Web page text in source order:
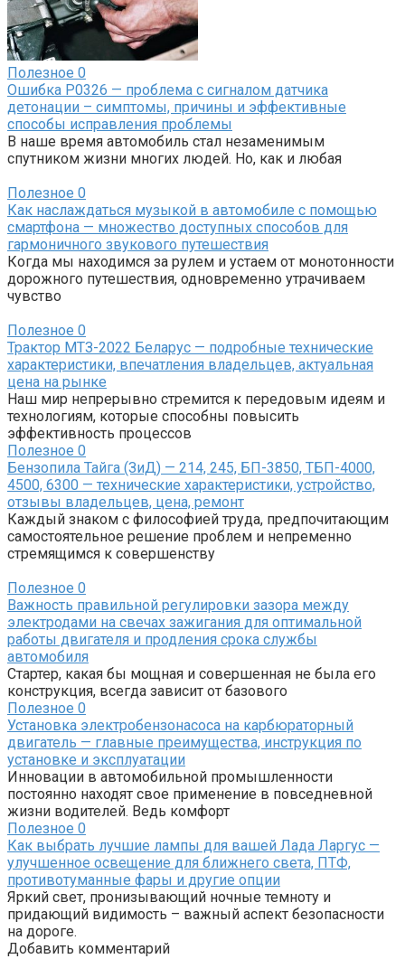
Полезное 0
Ошибка P0326 — проблема с сигналом датчика
детонации – симптомы, причины и эффективные
способы исправления проблемы
В наше время автомобиль стал незаменимым
спутником жизни многих людей. Но, как и любая
Полезное 0
Как наслаждаться музыкой в автомобиле с помощью
смартфона — множество доступных способов для
гармоничного звукового путешествия
Когда мы находимся за рулем и устаем от монотонности
дорожного путешествия, одновременно утрачиваем
чувство
Полезное 0
Трактор МТЗ-2022 Беларус — подробные технические
характеристики, впечатления владельцев, актуальная
цена на рынке
Наш мир непрерывно стремится к передовым идеям и
технологиям, которые способны повысить
эффективность процессов
Полезное 0
Бензопила Тайга (ЗиД) — 214, 245, БП-3850, ТБП-4000,
4500, 6300 — технические характеристики, устройство,
отзывы владельцев, цена, ремонт
Каждый знаком с философией труда, предпочитающим
самостоятельное решение проблем и непременно
стремящимся к совершенству
Полезное 0
Важность правильной регулировки зазора между
электродами на свечах зажигания для оптимальной
работы двигателя и продления срока службы
автомобиля
Стартер, какая бы мощная и совершенная не была его
конструкция, всегда зависит от базового
Полезное 0
Установка электробензонасоса на карбюраторный
двигатель — главные преимущества, инструкция по
установке и эксплуатации
Инновации в автомобильной промышленности
постоянно находят свое применение в повседневной
жизни водителей. Ведь комфорт
Полезное 0
Как выбрать лучшие лампы для вашей Лада Ларгус —
улучшенное освещение для ближнего света, ПТФ,
противотуманные фары и другие опции
Яркий свет, пронизывающий ночные темноту и
придающий видимость – важный аспект безопасности
на дороге.
Добавить комментарий